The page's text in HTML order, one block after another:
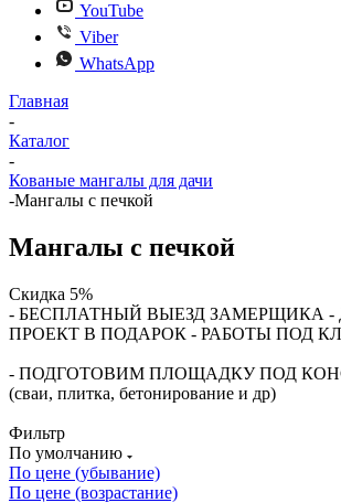
YouTube
Viber
WhatsApp
Главная
-
Каталог
-
Кованые мангалы для дачи
-Мангалы с печкой
Мангалы с печкой
Скидка 5%
- БЕСПЛАТНЫЙ ВЫЕЗД ЗАМЕРЩИКА -
ПРОЕКТ В ПОДАРОК - РАБОТЫ ПОД
- ПОДГОТОВИМ ПЛОЩАДКУ ПОД
(сваи, плитка, бетонирование и др)
Фильтр
По умолчанию
По цене (убывание)
По цене (возрастание)